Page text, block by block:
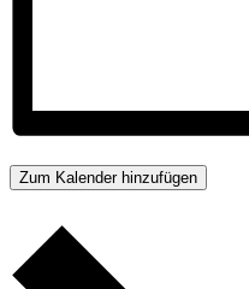
Zum Kalender hinzufügen